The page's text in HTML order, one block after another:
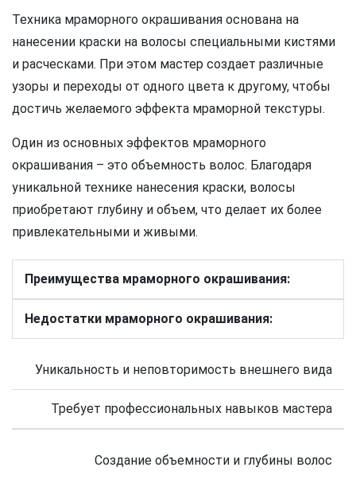
Техника мраморного окрашивания основана на
нанесении краски на волосы специальными кистями
и расческами. При этом мастер создает различные
узоры и переходы от одного цвета к другому, чтобы
достичь желаемого эффекта мраморной текстуры.
Один из основных эффектов мраморного
окрашивания – это объемность волос. Благодаря
уникальной технике нанесения краски, волосы
приобретают глубину и объем, что делает их более
привлекательными и живыми.
Преимущества мраморного окрашивания:
Недостатки мраморного окрашивания:
Уникальность и неповторимость внешнего вида
Требует профессиональных навыков мастера
Создание объемности и глубины волос